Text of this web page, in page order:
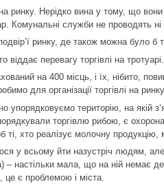
ринку. Нерідко вина у тому, що
Комунальні служби не проводять ні
ринку, де також можна було б
перевагу торгівлі на тротуарі.
на 400 місць, і їх, нібито,
для організації торгівлі на
упорядковуємо територію, на якій
торгівлю рибою, є
ті, хто реалізує молочну
у всьому йти назустріч людям,
– настільки мала, що на ній немає
це є проблемою і міста.